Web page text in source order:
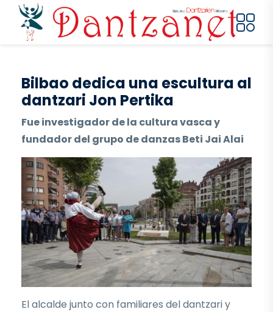
Pasar al contenido principal
Bilbao dedica una escultura al
dantzari Jon Pertika
Fue investigador de la cultura vasca y
fundador del grupo de danzas Beti Jai Alai
El alcalde junto con familiares del dantzari y